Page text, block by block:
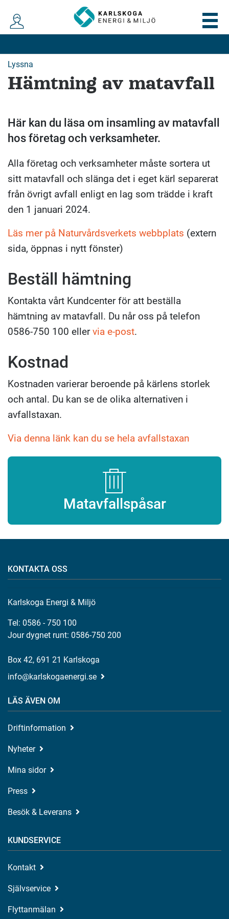
Lyssna
Hämtning av matavfall
Här kan du läsa om insamling av matavfall
hos företag och verksamheter.
Alla företag och verksamheter måste sortera ut
sitt matavfall och slänga det i eget kärl separerat
från övrigt avfall enligt en lag som trädde i kraft
den 1 januari 2024.
Läs mer på Naturvårdsverkets webbplats (extern
sida, öppnas i nytt fönster)
Beställ hämtning
Kontakta vårt Kundcenter för att beställa
hämtning av matavfall. Du når oss på telefon
0586-750 100 ellervia e-post.
Kostnad
Kostnaden varierar beroende på kärlens storlek
och antal. Du kan se de olika alternativen i
avfallstaxan.
Via denna länk kan du se hela avfallstaxan
Matavfallspåsar
KONTAKTA OSS
Karlskoga Energi & Miljö
Tel: 0586 - 750 100
Jour dygnet runt: 0586-750 200
Box 42, 691 21 Karlskoga
info@karlskogaenergi.se
LÄS ÄVEN OM
Driftinformation
Nyheter
Mina sidor
Press
Besök & Leverans
KUNDSERVICE
Kontakt
Självservice
Flyttanmälan